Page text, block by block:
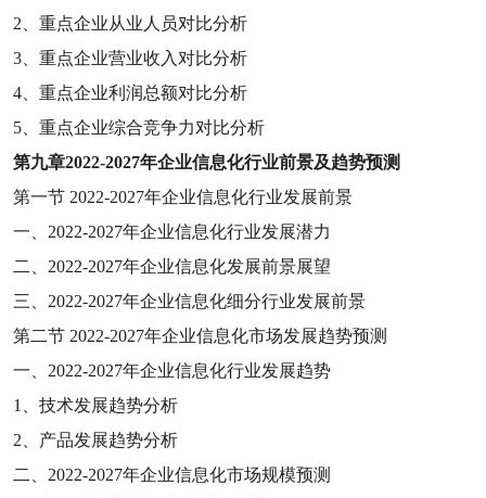
2 、重点企业从业人员对比分析
3 、重点企业营业收入对比分析
4 、重点企业利润总额对比分析
5 、重点企业综合竞争力对比分析
第九章2022-2027年企业信息化行业前景及趋势预测
第一节 2022-2027年企业信息化行业发展前景
一、 2022-2027年企业信息化行业发展潜力
二、 2022-2027年企业信息化发展前景展望
三、 2022-2027年企业信息化细分行业发展前景
第二节 2022-2027年企业信息化市场发展趋势预测
一、 2022-2027年企业信息化行业发展趋势
1
、技术发展趋势分析
2 、产品发展趋势分析
二、 2022-2027年企业信息化市场规模预测